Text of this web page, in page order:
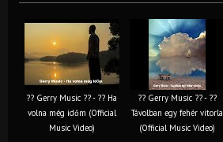
?? Gerry Music ?? - ?? Ha
volna még időm (Official
Music Video)
?? Gerry Music ?? - ??
Távolban egy fehér vitorla
(Official Music Video)